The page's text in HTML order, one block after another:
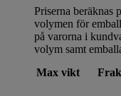
Priserna
volymen för
på varorna i
volym samt
Max vikt